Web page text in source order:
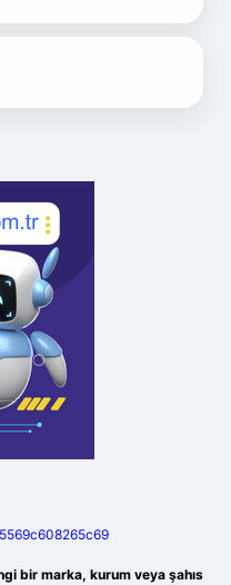
bir marka, kurum veya şahıs